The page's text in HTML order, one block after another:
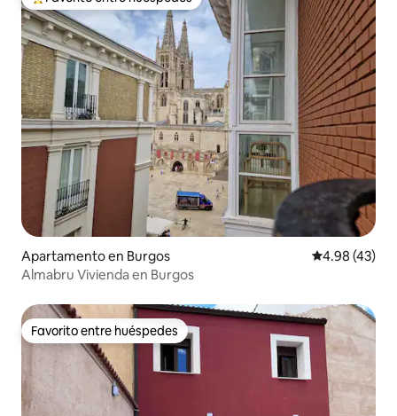
Favorito entre huéspedes preferido
Apartamento en Burgos Calificación
4.98 (43)
Almabru Vivienda en Burgos
Favorito entre huéspedes
Favorito entre huéspedes